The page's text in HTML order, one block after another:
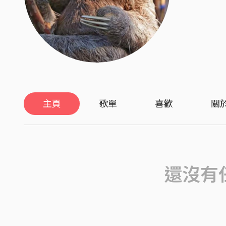
主頁 歌單 喜歡 關
還沒有